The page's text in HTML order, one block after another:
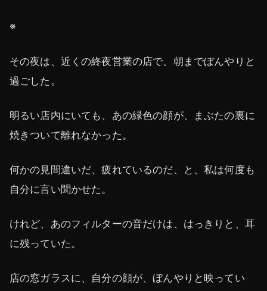
※
その夜は、近くの終夜営業の店で、朝までぼんやりと
過ごした。
明るい店内にいても、あの緑色の顔が、まぶたの裏に
焼きついて離れなかった。
何かの見間違いだ、疲れているのだ、と、私は何度も
自分に言い聞かせた。
けれど、あのフィルターの音だけは、はっきりと、耳
に残っていた。
店の窓ガラスに、自分の顔が、ぼんやりと映ってい